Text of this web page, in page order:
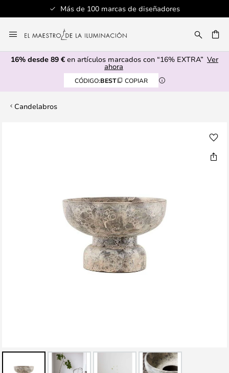
Más de 100 marcas de diseñadores
al
contenido
16% desde 89 € en artículos marcados con “16% EXTRA” Ver
ahora
CÓDIGO:BEST COPIAR
Candelabros